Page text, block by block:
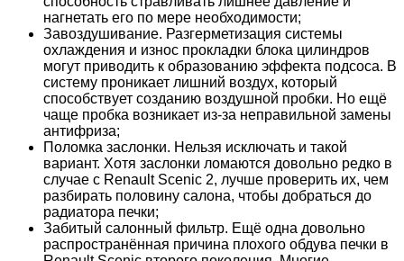
нагнетать его по мере необходимости;
Завоздушивание. Разгерметизация системы
охлаждения и износ прокладки блока цилиндров
могут приводить к образованию эффекта подсоса. В
систему проникает лишний воздух, который
способствует созданию воздушной пробки. Но ещё
чаще пробка возникает из-за неправильной замены
антифриза;
Поломка заслонки. Нельзя исключать и такой
вариант. Хотя заслонки ломаются довольно редко в
случае с Renault Scenic 2, лучше проверить их, чем
разбирать половину салона, чтобы добраться до
радиатора печки;
Забитый салонный фильтр. Ещё одна довольно
распространённая причина плохого обдува печки в